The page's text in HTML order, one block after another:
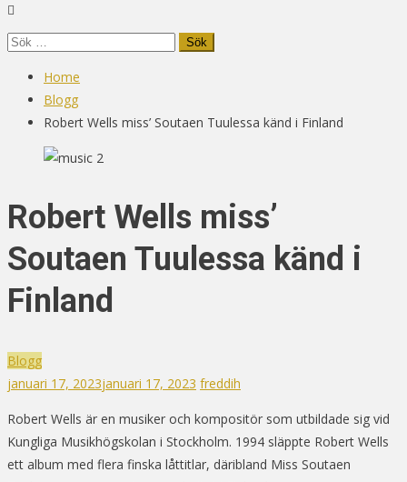
Sök
Home
Blogg
Robert Wells miss’ Soutaen Tuulessa känd i Finland
Robert Wells miss’
Soutaen Tuulessa känd i
Finland
Blogg
januari 17, 2023januari 17, 2023 freddih
Robert Wells är en musiker och kompositör som utbildade sig vid
Kungliga Musikhögskolan i Stockholm. 1994 släppte Robert Wells
ett album med flera finska låttitlar, däribland Miss Soutaen